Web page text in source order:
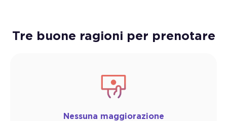
Tre buone ragioni per prenotare
Nessuna maggiorazione